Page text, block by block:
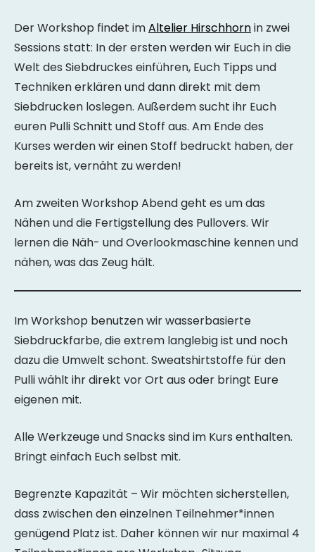
Der Workshop findet imAltelier Hirschhornin zwei
Sessions statt: In der ersten werden wir Euch in die
Welt des Siebdruckes einführen, Euch Tipps und
Techniken erklären und dann direkt mit dem
Siebdrucken loslegen. Außerdem sucht ihr Euch
euren Pulli Schnitt und Stoff aus. Am Ende des
Kurses werden wir einen Stoff bedruckt haben, der
bereits ist, vernäht zu werden!
Am zweiten Workshop Abend geht es um das
Nähen und die Fertigstellung des Pullovers. Wir
lernen die Näh- und Overlookmaschine kennen und
nähen, was das Zeug hält.
Im Workshop benutzen wir wasserbasierte
Siebdruckfarbe, die extrem langlebig ist und noch
dazu die Umwelt schont. Sweatshirtstoffe für den
Pulli wählt ihr direkt vor Ort aus oder bringt Eure
eigenen mit.
Alle Werkzeuge und Snacks sind im Kurs enthalten.
Bringt einfach Euch selbst mit.
Begrenzte Kapazität – Wir möchten sicherstellen,
dass zwischen den einzelnen Teilnehmer*innen
genügend Platz ist. Daher können wir nur maximal 4